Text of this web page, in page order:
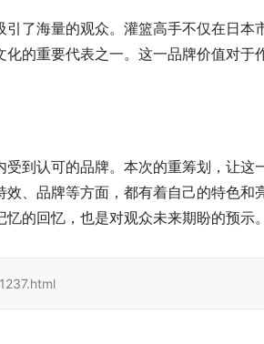
了海量的观众。灌篮高手不仅在日本
的重要代表之一。这一品牌价值对于
到认可的品牌。本次的重筹划，让这
、品牌等方面，都有着自己的特色和
的回忆，也是对观众未来期盼的预示。